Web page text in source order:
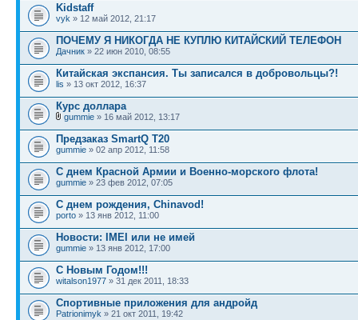
Kidstaff
vyk » 12 май 2012, 21:17
ПОЧЕМУ Я НИКОГДА НЕ КУПЛЮ КИТАЙСКИЙ ТЕЛЕФОН
Дачник » 22 июн 2010, 08:55
Китайская экспансия. Ты записался в добровольцы?!
lis » 13 окт 2012, 16:37
Курс доллара
gummie » 16 май 2012, 13:17
Предзаказ SmartQ T20
gummie » 02 апр 2012, 11:58
С днем Красной Армии и Военно-морского флота!
gummie » 23 фев 2012, 07:05
С днем рождения, Chinavod!
porto » 13 янв 2012, 11:00
Новости: IMEI или не имей
gummie » 13 янв 2012, 17:00
С Новым Годом!!!
witalson1977 » 31 дек 2011, 18:33
Спортивные приложения для андройд
Patrionimyk » 21 окт 2011, 19:42